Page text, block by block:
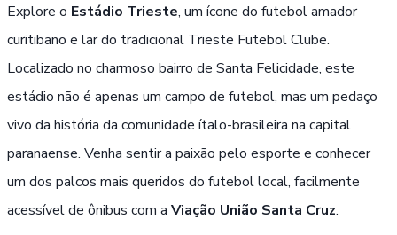
Explore o Estádio Trieste, um ícone do futebol amador
curitibano e lar do tradicional Trieste Futebol Clube.
Localizado no charmoso bairro de Santa Felicidade, este
estádio não é apenas um campo de futebol, mas um pedaço
vivo da história da comunidade ítalo-brasileira na capital
paranaense. Venha sentir a paixão pelo esporte e conhecer
um dos palcos mais queridos do futebol local, facilmente
acessível de ônibus com a Viação União Santa Cruz.